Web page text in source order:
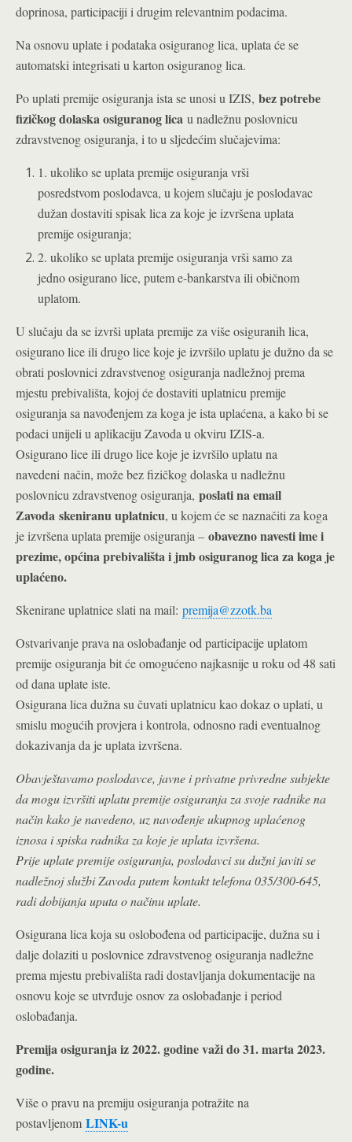
doprinosa, participaciji i drugim relevantnim podacima.
Na osnovu uplate i podataka osiguranog lica, uplata će se
automatski integrisati u karton osiguranog lica.
Po uplati premije osiguranja ista se unosi u IZIS, bez potrebe
fizičkog dolaska osiguranog lica u nadležnu poslovnicu
zdravstvenog osiguranja, i to u sljedećim slučajevima:
1. ukoliko se uplata premije osiguranja vrši
posredstvom poslodavca, u kojem slučaju je poslodavac
dužan dostaviti spisak lica za koje je izvršena uplata
premije osiguranja;
2. ukoliko se uplata premije osiguranja vrši samo za
jedno osigurano lice, putem e-bankarstva ili običnom
uplatom.
U slučaju da se izvrši uplata premije za više osiguranih lica,
osigurano lice ili drugo lice koje je izvršilo uplatu je dužno da se
obrati poslovnici zdravstvenog osiguranja nadležnoj prema
mjestu prebivališta, kojoj će dostaviti uplatnicu premije
osiguranja sa navođenjem za koga je ista uplaćena, a kako bi se
podaci unijeli u aplikaciju Zavoda u okviru IZIS-a.
Osigurano lice ili drugo lice koje je izvršilo uplatu na
navedeni način, može bez fizičkog dolaska u nadležnu
poslovnicu zdravstvenog osiguranja, poslati na email
Zavoda skeniranu uplatnicu, u kojem će se naznačiti za koga
je izvršena uplata premije osiguranja – obavezno navesti ime i
prezime, općina prebivališta i jmb osiguranog lica za koga je
uplaćeno.
Skenirane uplatnice slati na mail: premija@zzotk.ba
Ostvarivanje prava na oslobađanje od participacije uplatom
premije osiguranja bit će omogućeno najkasnije u roku od 48 sati
od dana uplate iste.
Osigurana lica dužna su čuvati uplatnicu kao dokaz o uplati, u
smislu mogućih provjera i kontrola, odnosno radi eventualnog
dokazivanja da je uplata izvršena.
Obavještavamo poslodavce, javne i privatne privredne subjekte
da mogu izvršiti uplatu premije osiguranja za svoje radnike na
način kako je navedeno, uz navođenje ukupnog uplaćenog
iznosa i spiska radnika za koje je uplata izvršena.
Prije uplate premije osiguranja, poslodavci su dužni javiti se
nadležnoj službi Zavoda putem kontakt telefona 035/300-645,
radi dobijanja uputa o načinu uplate.
Osigurana lica koja su oslobođena od participacije, dužna su i
dalje dolaziti u poslovnice zdravstvenog osiguranja nadležne
prema mjestu prebivališta radi dostavljanja dokumentacije na
osnovu koje se utvrđuje osnov za oslobađanje i period
oslobađanja.
Premija osiguranja iz 2022. godine važi do 31. marta 2023.
godine.
Više o pravu na premiju osiguranja potražite na
postavljenom LINK-u